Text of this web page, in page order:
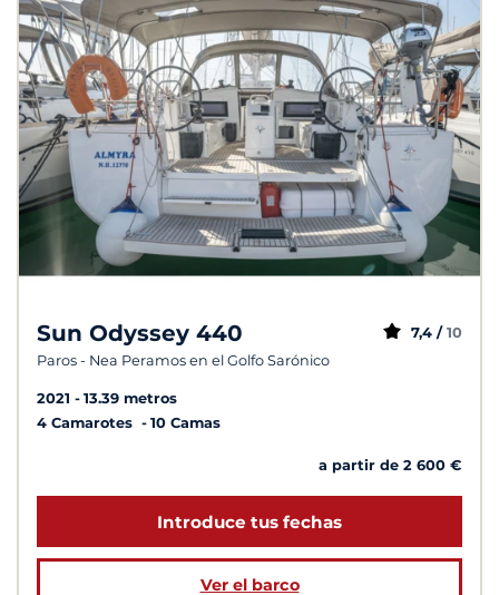
Sun Odyssey 440
Paros - Nea Peramos en el Golfo Sarónico
7,4 / 10
2021
13.39 metros
4 Camarotes
10 Camas
a partir de 2 600 €
Introduce tus fechas
Ver el barco